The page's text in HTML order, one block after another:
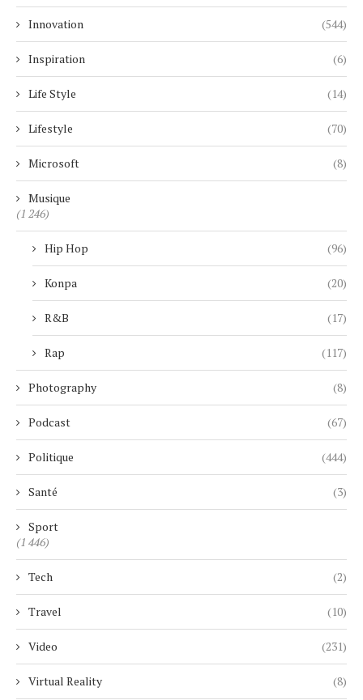
Innovation (544)
Inspiration (6)
Life Style (14)
Lifestyle (70)
Microsoft (8)
Musique
(1 246)
Hip Hop (96)
Konpa (20)
R&B (17)
Rap (117)
Photography (8)
Podcast (67)
Politique (444)
Santé (3)
Sport
(1 446)
Tech (2)
Travel (10)
Video (231)
Virtual Reality (8)